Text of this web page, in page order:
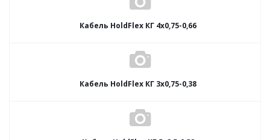
Кабель HoldFlex КГ 4x0,75-0,66
Кабель HoldFlex КГ 3x0,75-0,38